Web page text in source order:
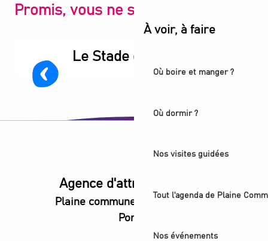
À voir, à faire
Où boire et manger ?
Où dormir ?
Nos visites guidées
Tout l'agenda de Plaine
Nos événements
Promis, vous ne serez pas déçu
Le Stade de France
Agence d'attractivité POP
Plaine commune vous Ouvre ses
Portes